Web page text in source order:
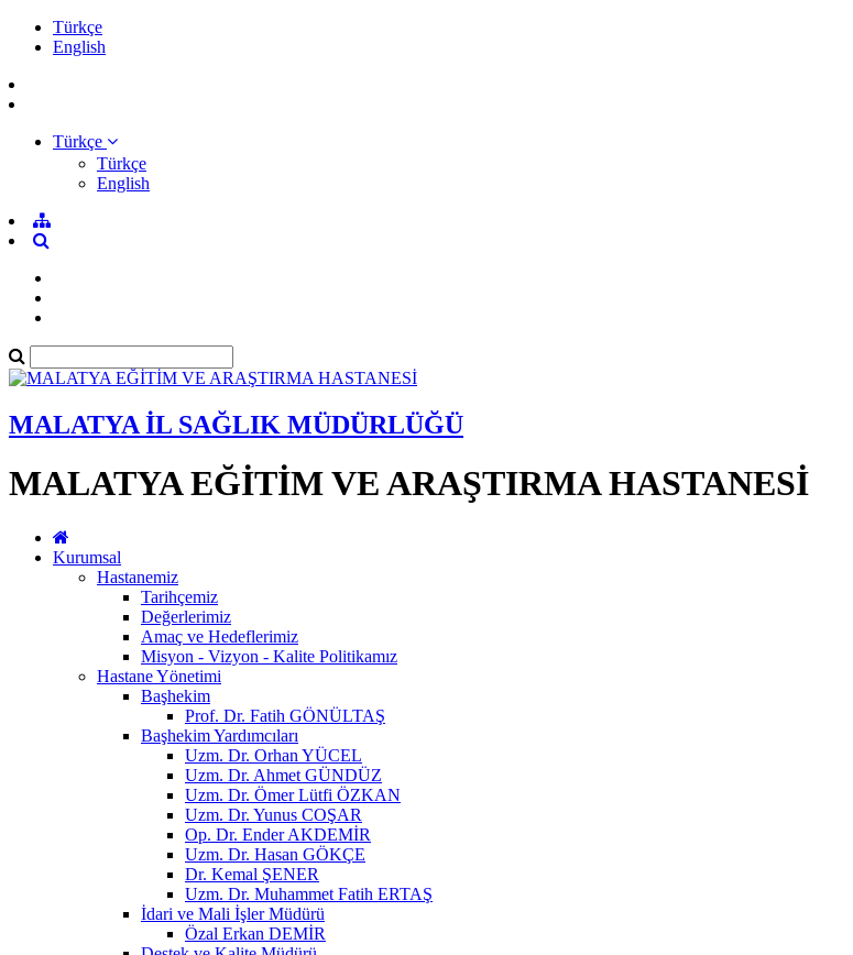
Türkçe
English
Türkçe
Türkçe
English
MALATYA İL SAĞLIK MÜDÜRLÜĞÜ
MALATYA EĞİTİM VE ARAŞTIRMA HASTANESİ
Kurumsal
Hastanemiz
Tarihçemiz
Değerlerimiz
Amaç ve Hedeflerimiz
Misyon - Vizyon - Kalite Politikamız
Hastane Yönetimi
Başhekim
Prof. Dr. Fatih GÖNÜLTAŞ
Başhekim Yardımcıları
Uzm. Dr. Orhan YÜCEL
Uzm. Dr. Ahmet GÜNDÜZ
Uzm. Dr. Ömer Lütfi ÖZKAN
Uzm. Dr. Yunus COŞAR
Op. Dr. Ender AKDEMİR
Uzm. Dr. Hasan GÖKÇE
Dr. Kemal ŞENER
Uzm. Dr. Muhammet Fatih ERTAŞ
İdari ve Mali İşler Müdürü
Özal Erkan DEMİR